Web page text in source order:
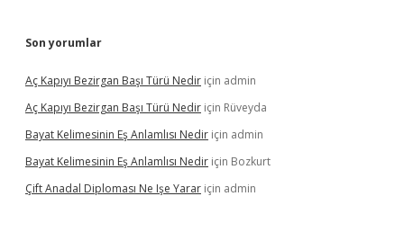
Son yorumlar
Aç Kapıyı Bezirgan Başı Türü Nedir için admin
Aç Kapıyı Bezirgan Başı Türü Nedir için Rüveyda
Bayat Kelimesinin Eş Anlamlısı Nedir için admin
Bayat Kelimesinin Eş Anlamlısı Nedir için Bozkurt
Çift Anadal Diploması Ne Işe Yarar için admin